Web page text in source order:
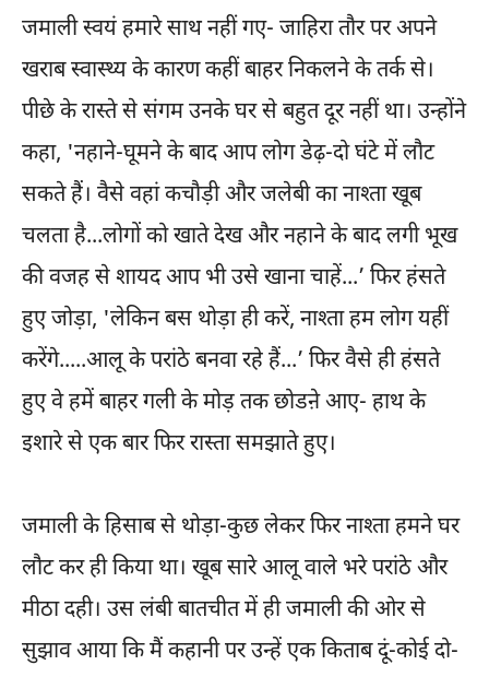
जमाली स्वयं हमारे साथ नहीं गए- जाहिरा तौर पर अपने
खराब स्वास्थ्य के कारण कहीं बाहर निकलने के तर्क से।
पीछे के रास्ते से संगम उनके घर से बहुत दूर नहीं था। उन्होंने
कहा, 'नहाने-घूमने के बाद आप लोग डेढ़-दो घंटे में लौट
सकते हैं। वैसे वहां कचौड़ी और जलेबी का नाश्ता खूब
चलता है...लोगों को खाते देख और नहाने के बाद लगी भूख
की वजह से शायद आप भी उसे खाना चाहें...’ फिर हंसते
हुए जोड़ा, 'लेकिन बस थोड़ा ही करें, नाश्ता हम लोग यहीं
करेंगे.....आलू के परांठे बनवा रहे हैं...’ फिर वैसे ही हंसते
हुए वे हमें बाहर गली के मोड़ तक छोडऩे आए- हाथ के
इशारे से एक बार फिर रास्ता समझाते हुए।
जमाली के हिसाब से थोड़ा-कुछ लेकर फिर नाश्ता हमने घर
लौट कर ही किया था। खूब सारे आलू वाले भरे परांठे और
मीठा दही। उस लंबी बातचीत में ही जमाली की ओर से
सुझाव आया कि मैं कहानी पर उन्हें एक किताब दूं-कोई दो-